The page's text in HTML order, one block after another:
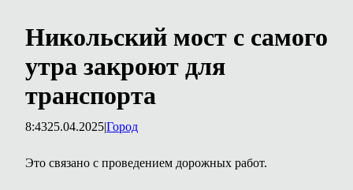
Никольский мост с самого
утра закроют для
транспорта
8:4325.04.2025|Город
Это связано с проведением дорожных работ.